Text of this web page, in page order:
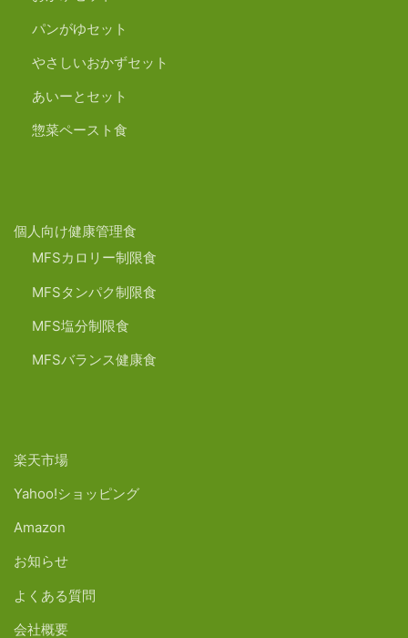
パンがゆセット
やさしいおかずセット
あいーとセット
惣菜ペースト食
個人向け健康管理食
MFSカロリー制限食
MFSタンパク制限食
MFS塩分制限食
MFSバランス健康食
楽天市場
Yahoo!ショッピング
Amazon
お知らせ
よくある質問
会社概要